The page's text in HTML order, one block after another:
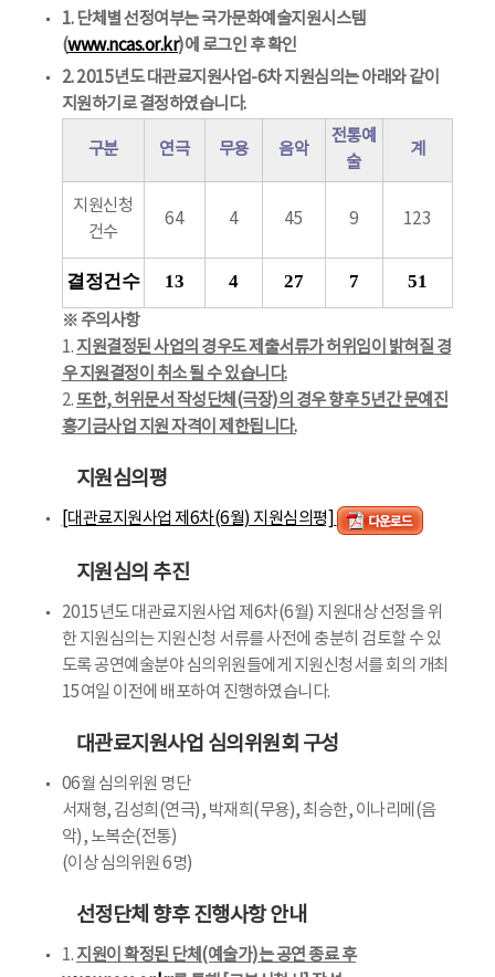
1. 단체별 선정여부는 국가문화예술지원시스템
(www.ncas.or.kr)에 로그인 후 확인
2. 2015년도 대관료지원사업-6차 지원심의는 아래와 같이
지원하기로 결정하였습니다.
구분 연극 무용 음악
전통예
술
계
지원신청
건수
64 4 45 9 123
결정건수 13 4 27 7 51
※ 주의사항
1. 지원결정된 사업의 경우도 제출서류가 허위임이 밝혀질 경
우 지원결정이 취소 될 수 있습니다.
2. 또한, 허위문서 작성단체(극장)의 경우 향후 5년간 문예진
흥기금사업 지원 자격이 제한됩니다.
지원심의평
[대관료지원사업 제6차(6월) 지원심의평]
지원심의 추진
2015년도 대관료지원사업 제6차(6월) 지원대상 선정을 위
한 지원심의는 지원신청 서류를 사전에 충분히 검토할 수 있
도록 공연예술분야 심의위원들에게 지원신청서를 회의 개최
15여일 이전에 배포하여 진행하였습니다.
대관료지원사업 심의위원회 구성
06월 심의위원 명단
서재형, 김성희(연극), 박재희(무용), 최승한, 이나리메(음
악), 노복순(전통)
(이상 심의위원 6명)
선정단체 향후 진행사항 안내
1. 지원이 확정된 단체(예술가)는 공연 종료 후